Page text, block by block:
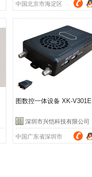
中国北京市海淀区
图数控一体设备 XK-V301E
深圳市兴恺科技有限公司
中国广东省深圳市